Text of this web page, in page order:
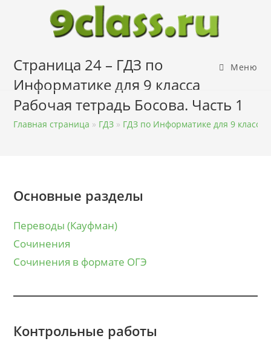
содержимому
Меню
Страница 24 – ГДЗ по
Информатике для 9 класса
Рабочая тетрадь Босова. Часть 1
Главная страница » ГДЗ » ГДЗ по Информатике для 9 класса
Основные разделы
Переводы (Кауфман)
Сочинения
Сочинения в формате ОГЭ
Контрольные работы